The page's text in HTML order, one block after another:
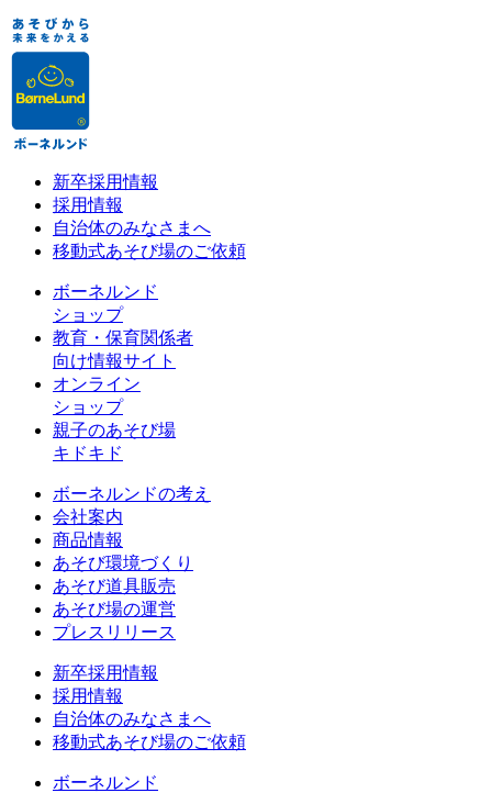
新卒採用情報
採用情報
自治体のみなさまへ
移動式あそび場のご依頼
ボーネルンド
ショップ
教育・保育関係者
向け情報サイト
オンライン
ショップ
親子のあそび場
キドキド
ボーネルンドの考え
会社案内
商品情報
あそび環境づくり
あそび道具販売
あそび場の運営
プレスリリース
新卒採用情報
採用情報
自治体のみなさまへ
移動式あそび場のご依頼
ボーネルンド